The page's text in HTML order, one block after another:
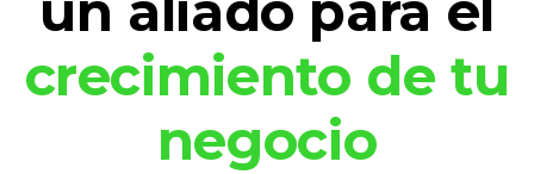
crecimiento de tu
negocio